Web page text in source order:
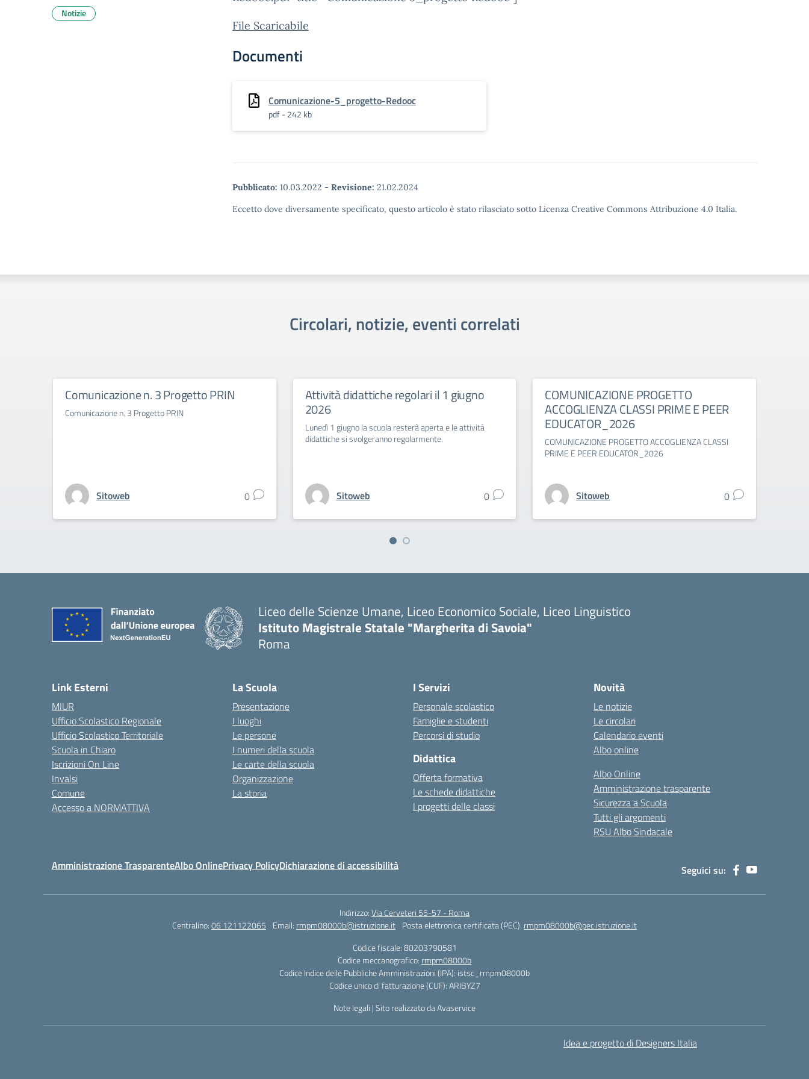
File Scaricabile
Documenti
Comunicazione-5_progetto-Redooc
pdf - 242 kb
Pubblicato: 10.03.2022 - Revisione: 21.02.2024
Eccetto dove diversamente specificato, questo articolo è stato rilasciato sotto Licenza Creative Commons Attribuzione 4.0 Italia.
Notizie
Circolari, notizie, eventi correlati
Comunicazione n. 3 Progetto PRIN
Comunicazione n. 3 Progetto PRIN
Sitoweb 0
Attività didattiche regolari il 1 giugno
2026
Lunedì 1 giugno la scuola resterà aperta e le attività
didattiche si svolgeranno regolarmente.
Sitoweb 0
COMUNICAZIONE PROGETTO
ACCOGLIENZA CLASSI PRIME E PEER
EDUCATOR_2026
COMUNICAZIONE PROGETTO ACCOGLIENZA CLASSI
PRIME E PEER EDUCATOR_2026
Sitoweb 0
Liceo delle Scienze Umane, Liceo Economico Sociale, Liceo Linguistico
Istituto Magistrale Statale "Margherita di Savoia"
Roma
Link Esterni
MIUR
Ufficio Scolastico Regionale
Ufficio Scolastico Territoriale
Scuola in Chiaro
Iscrizioni On Line
Invalsi
Comune
Accesso a NORMATTIVA
La Scuola
Presentazione
I luoghi
Le persone
I numeri della scuola
Le carte della scuola
Organizzazione
La storia
I Servizi
Personale scolastico
Famiglie e studenti
Percorsi di studio
Didattica
Offerta formativa
Le schede didattiche
I progetti delle classi
Novità
Le notizie
Le circolari
Calendario eventi
Albo online
Albo Online
Amministrazione trasparente
Sicurezza a Scuola
Tutti gli argomenti
RSU Albo Sindacale
Amministrazione TrasparenteAlbo OnlinePrivacy PolicyDichiarazione di accessibilità Seguici su:
Indirizzo:Via Cerveteri 55-57 - Roma
Centralino:06 121122065 Email: rmpm08000b@istruzione.it Posta elettronica certificata (PEC): rmpm08000b@pec.istruzione.it
Codice fiscale: 80203790581
Codice meccanografico: rmpm08000b
Codice Indice delle Pubbliche Amministrazioni (IPA): istsc_rmpm08000b
Codice unico di fatturazione (CUF): ARIBYZ7
Note legali |Sito realizzato da Avaservice
Idea e progetto di Designers Italia